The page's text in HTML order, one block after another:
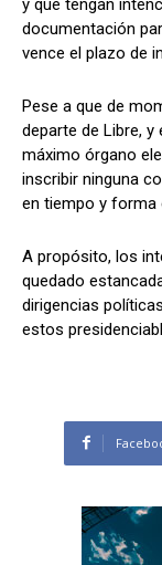
documentación
vence el plazo de
Pese a que de
departe de Libre,
máximo órgano
inscribir ninguna
en tiempo y forma
A propósito, los
quedado
dirigencias
estos